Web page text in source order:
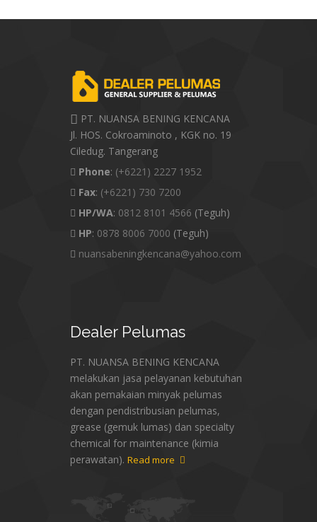
PT. NUANSA BENING KENCANA
Jl. HOS. Cokroaminoto , KGK no. 19
Ciledug. Tangerang
Phone: (+6221) 2227 1952
Fax: (+6221) 730 7200
HP/WA: 0812 8101 4566 (Teguh)
HP: 0878 8006 7000 (Teguh)
nuansabeningkencana@yahoo.com
DealerPelumas
PT. NUANSA BENING KENCANA
melakukan jasa pelayanan kebutuhan
akan pemakaian minyak pelumas
dengan pendistribusian pelumas,
grease (gemuk lumas) dan specialty
chemical for maintenance (kimia
perawatan). Read more